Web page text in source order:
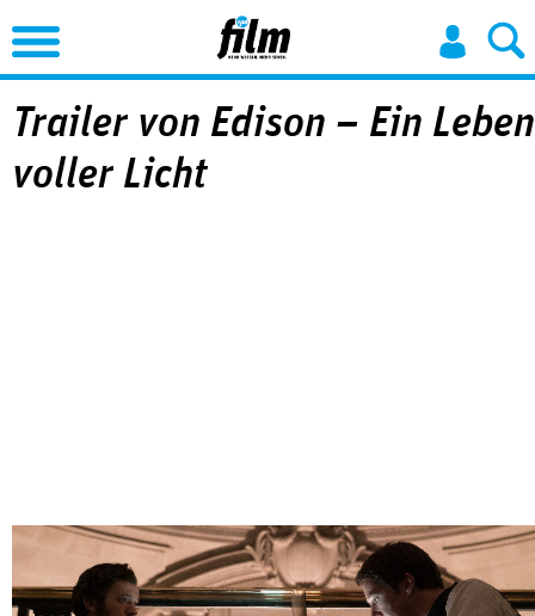
Jump to Navigation
Trailer von Edison – Ein Leben
voller Licht